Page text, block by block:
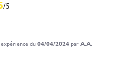
/5
du04/04/2024parA.A.